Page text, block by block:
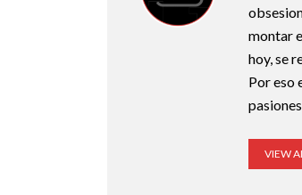
montar
hoy, se
Por eso
VIEW